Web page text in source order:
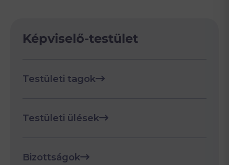
Képviselő-testület
Testületi tagok
Testületi ülések
Bizottságok